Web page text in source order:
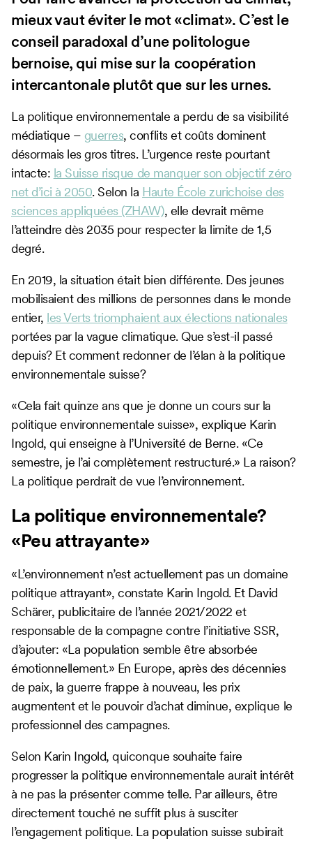
mieux vaut éviter le mot «climat». C’est le
conseil paradoxal d’une politologue
bernoise, qui mise sur la coopération
intercantonale plutôt que sur les urnes.
La politique environnementale a perdu de sa visibilité
médiatique – guerres, conflits et coûts dominent
désormais les gros titres. L’urgence reste pourtant
intacte: la Suisse risque de manquer son objectif zéro
net d’ici à 2050. Selon la Haute École zurichoise des
sciences appliquées (ZHAW), elle devrait même
l’atteindre dès 2035 pour respecter la limite de 1,5
degré.
En 2019, la situation était bien différente. Des jeunes
mobilisaient des millions de personnes dans le monde
entier, les Verts triomphaient aux élections nationales
portées par la vague climatique. Que s’est-il passé
depuis? Et comment redonner de l’élan à la politique
environnementale suisse?
«Cela fait quinze ans que je donne un cours sur la
politique environnementale suisse», explique Karin
Ingold, qui enseigne à l’Université de Berne. «Ce
semestre, je l’ai complètement restructuré.» La raison?
La politique perdrait de vue l’environnement.
La politique environnementale?
«Peu attrayante»
«L’environnement n’est actuellement pas un domaine
politique attrayant», constate Karin Ingold. Et David
Schärer, publicitaire de l’année 2021/2022 et
responsable de la compagne contre l’initiative SSR,
d’ajouter: «La population semble être absorbée
émotionnellement.» En Europe, après des décennies
de paix, la guerre frappe à nouveau, les prix
augmentent et le pouvoir d’achat diminue, explique le
professionnel des campagnes.
Selon Karin Ingold, quiconque souhaite faire
progresser la politique environnementale aurait intérêt
à ne pas la présenter comme telle. Par ailleurs, être
directement touché ne suffit plus à susciter
l’engagement politique. La population suisse subirait